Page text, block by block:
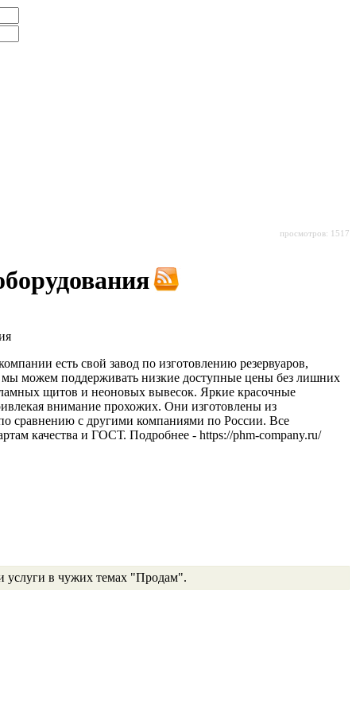
просмотров: 1517
есть свой завод по изготовлению резервуаров,
мы можем поддерживать низкие доступные цены без лишних
щитов и неоновых вывесок. Яркие красочные
внимание прохожих. Они изготовлены из
сравнению с другими компаниями по России. Все
качества и ГОСТ. Подробнее - https://phm-company.ru/
услуги в чужих темах "Продам".